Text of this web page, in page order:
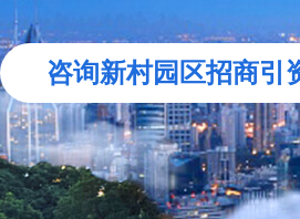
咨询新村园区招商引